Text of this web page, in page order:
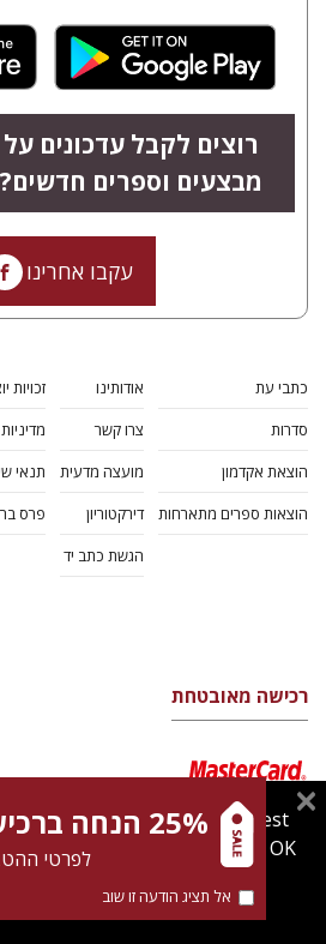
רוצים לקבל עדכונים על
מבצעים וספרים חדשים?
עקבו אחרינו
כתבי עת
סדרות
הוצאת אקדמון
הוצאות ספרים מתארחות
אודותינו
צרו קשר
מועצה מדעית
דירקטוריון
הגשת כתב יד
זכויות
תנאי
פרס
רכישה מאובטחת
cookies to give you the best
this website means you're OK
about ourcookies policy
25% הנחה ברכישה ראשונה
לפרטי
אל תציג הודעה זו שוב